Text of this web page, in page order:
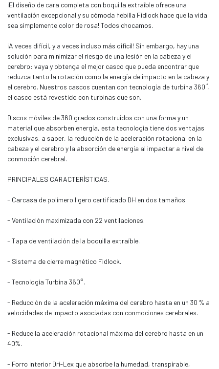
¡El diseño de cara completa con boquilla extraíble ofrece una
ventilación excepcional y su cómoda hebilla Fidlock hace que la vida
sea simplemente color de rosa! Todos chocamos.
¡A veces difícil, y a veces incluso más difícil! Sin embargo, hay una
solución para minimizar el riesgo de una lesión en la cabeza y el
cerebro: vaya y obtenga el mejor casco que pueda encontrar que
reduzca tanto la rotación como la energía de impacto en la cabeza y
el cerebro. Nuestros cascos cuentan con tecnología de turbina 360 ̊,
el casco está revestido con turbinas que son.
Discos móviles de 360 grados construidos con una forma y un
material que absorben energía, esta tecnología tiene dos ventajas
exclusivas, a saber, la reducción de la aceleración rotacional en la
cabeza y el cerebro y la absorción de energía al impactar a nivel de
conmoción cerebral.
PRINCIPALES CARACTERÍSTICAS.
- Carcasa de polímero ligero certificado DH en dos tamaños.
- Ventilación maximizada con 22 ventilaciones.
- Tapa de ventilación de la boquilla extraíble.
- Sistema de cierre magnético Fidlock.
- Tecnología Turbina 360°.
- Reducción de la aceleración máxima del cerebro hasta en un 30 % a
velocidades de impacto asociadas con conmociones cerebrales.
- Reduce la aceleración rotacional máxima del cerebro hasta en un
40%.
- Forro interior Dri-Lex que absorbe la humedad, transpirable,